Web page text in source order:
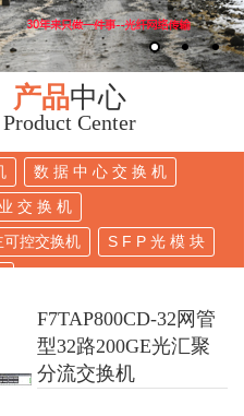
产品中心
Product Center
数 据 中 心 交 换 机
交 换 机
可控交换机
S F P 光 模 块
F7TAP800CD-32网管
型32路200GE光汇聚
分流交换机